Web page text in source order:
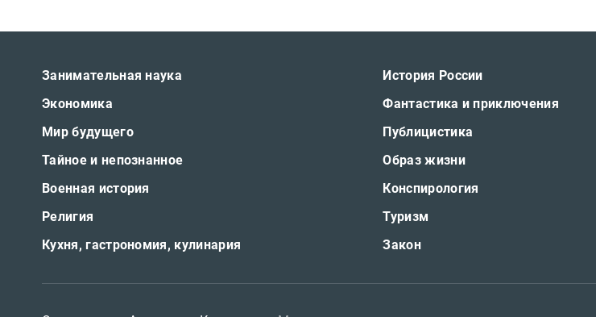
Занимательная наука История России
Экономика
Фантастика и приключения
Мир будущего
Публицистика
Тайное и непознанное
Образ жизни
Военная история
Конспирология
Религия
Туризм
Кухня, гастрономия, кулинария
Закон